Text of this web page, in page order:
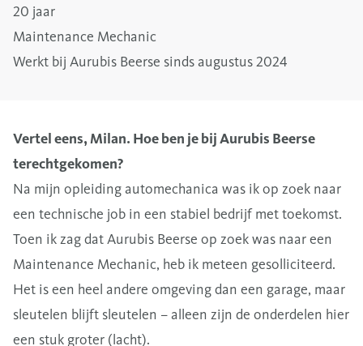
20 jaar
Maintenance Mechanic
Werkt bij Aurubis Beerse sinds augustus 2024
Vertel eens, Milan. Hoe ben je bij Aurubis Beerse
terechtgekomen?
Na mijn opleiding automechanica was ik op zoek naar
een technische job in een stabiel bedrijf met toekomst.
Toen ik zag dat Aurubis Beerse op zoek was naar een
Maintenance Mechanic, heb ik meteen gesolliciteerd.
Het is een heel andere omgeving dan een garage, maar
sleutelen blijft sleutelen – alleen zijn de onderdelen hier
een stuk groter (lacht).